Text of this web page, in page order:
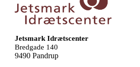
Jetsmark Idrætscenter
Bredgade 140
9490 Pandrup